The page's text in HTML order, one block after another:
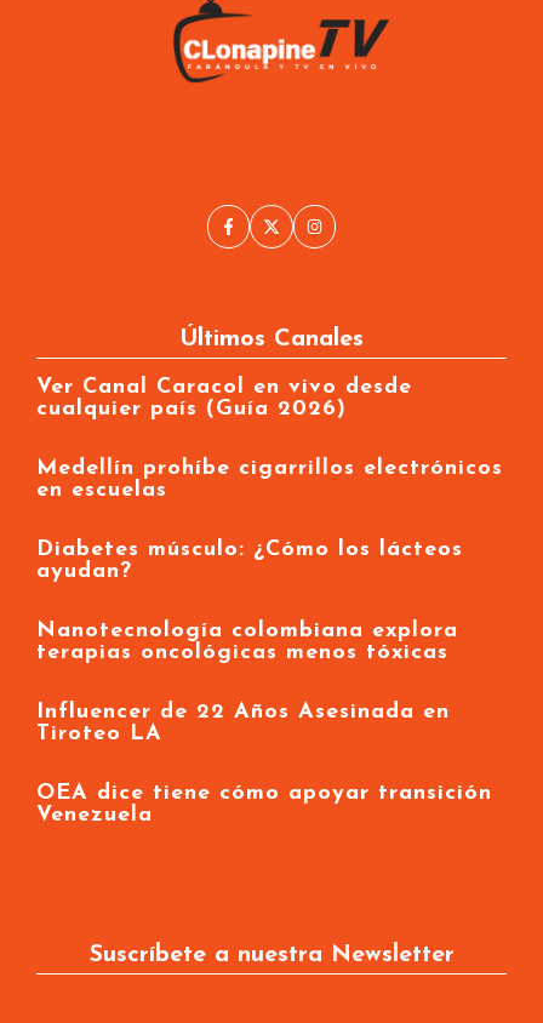
Últimos Canales
Ver Canal Caracol en vivo desde
cualquier país (Guía 2026)
Medellín prohíbe cigarrillos electrónicos
en escuelas
Diabetes músculo: ¿Cómo los lácteos
ayudan?
Nanotecnología colombiana explora
terapias oncológicas menos tóxicas
Influencer de 22 Años Asesinada en
Tiroteo LA